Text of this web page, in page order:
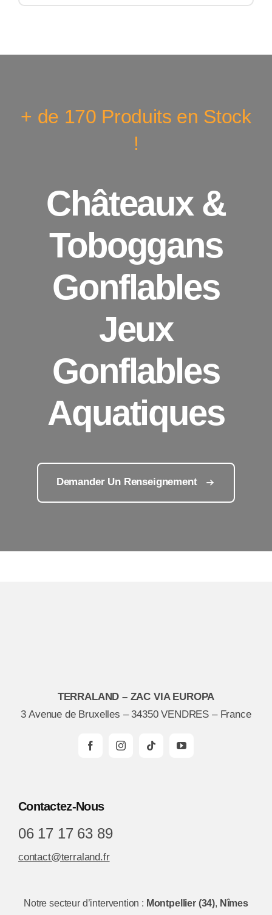
+ de 170 Produits en Stock
!
Châteaux &
Toboggans
Gonflables
Jeux
Gonflables
Aquatiques
Demander Un Renseignement
TERRALAND – ZAC VIA EUROPA
3 Avenue de Bruxelles – 34350 VENDRES – France
Contactez-Nous
06 17 17 63 89
contact@terraland.fr
Notre secteur d’intervention : Montpellier (34), Nîmes